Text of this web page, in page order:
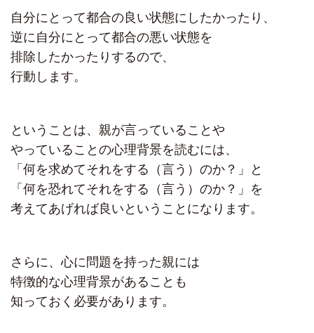
自分にとって都合の良い状態にしたかったり、
逆に自分にとって都合の悪い状態を
排除したかったりするので、
行動します。
ということは、親が言っていることや
やっていることの心理背景を読むには、
「何を求めてそれをする（言う）のか？」と
「何を恐れてそれをする（言う）のか？」を
考えてあげれば良いということになります。
さらに、心に問題を持った親には
特徴的な心理背景があることも
知っておく必要があります。